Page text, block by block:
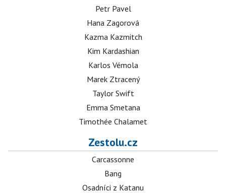
Petr Pavel
Hana Zagorová
Kazma Kazmitch
Kim Kardashian
Karlos Vémola
Marek Ztracený
Taylor Swift
Emma Smetana
Timothée Chalamet
Zestolu.cz
Carcassonne
Bang
Osadníci z Katanu